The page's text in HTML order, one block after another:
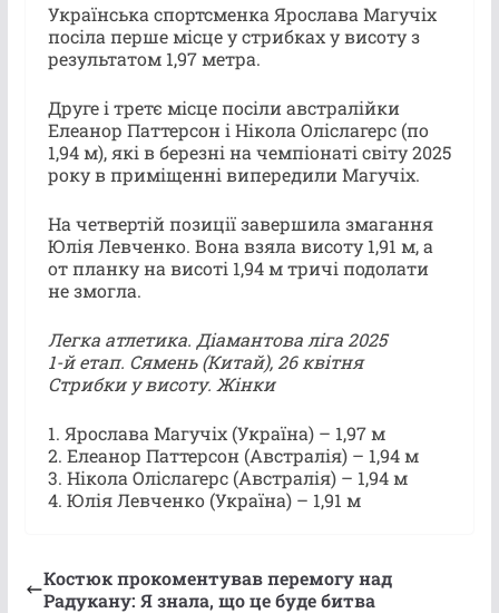
Українська спортсменка Ярослава Магучіх
посіла перше місце у стрибках у висоту з
результатом 1,97 метра.
Друге і третє місце посіли австралійки
Елеанор Паттерсон і Нікола Оліслагерс (по
1,94 м), які в березні на чемпіонаті світу 2025
року в приміщенні випередили Магучіх.
На четвертій позиції завершила змагання
Юлія Левченко. Вона взяла висоту 1,91 м, а
от планку на висоті 1,94 м тричі подолати
не змогла.
Легка атлетика. Діамантова ліга 2025
1-й етап. Сямень (Китай), 26 квітня
Стрибки у висоту. Жінки
1. Ярослава Магучіх (Україна) – 1,97 м
2. Елеанор Паттерсон (Австралія) – 1,94 м
3. Нікола Оліслагерс (Австралія) – 1,94 м
4. Юлія Левченко (Україна) – 1,91 м
Костюк прокоментував перемогу над
Радукану: Я знала, що це буде битва